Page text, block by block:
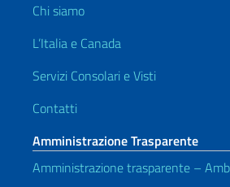
Chi siamo
L’Italia e Canada
Servizi Consolari e Visti
Contatti
Amministrazione Trasparente
Amministrazione trasparente –